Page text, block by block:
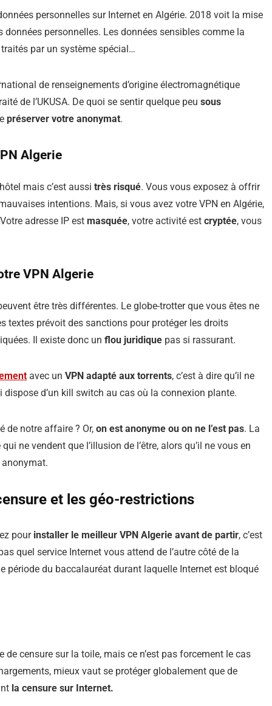
personnelles sur Internet en Algérie. 2018 voit la mise
personnelles. Les données sensibles comme la
par un système spécial…
de renseignements d’origine électromagnétique
de l’UKUSA. De quoi se sentir quelque peu sous
préserver votre anonymat.
Algerie
mais c’est aussi très risqué. Vous vous exposez à offrir
intentions. Mais, si vous avez votre VPN en Algérie,
adresse IP est masquée, votre activité est cryptée, vous
VPN Algerie
être très différentes. Le globe-trotter que vous êtes ne
textes prévoit des sanctions pour protéger les droits
Il existe donc un flou juridique pas si rassurant.
avec un VPN adapté aux torrents, c’est à dire qu’il ne
d’un kill switch au cas où la connexion plante.
de notre affaire ? Or, on est anonyme ou on ne l’est pas. La
ne vendent que l’illusion de l’être, alors qu’il ne vous en
et les géo-restrictions
pourinstaller le meilleur VPN Algerie avant de partir, c’est
quel service Internet vous attend de l’autre côté de la
période du baccalauréat durant laquelle Internet est bloqué
censure sur la toile, mais ce n’est pas forcement le cas
mieux vaut se protéger globalement que de
la censure sur Internet.